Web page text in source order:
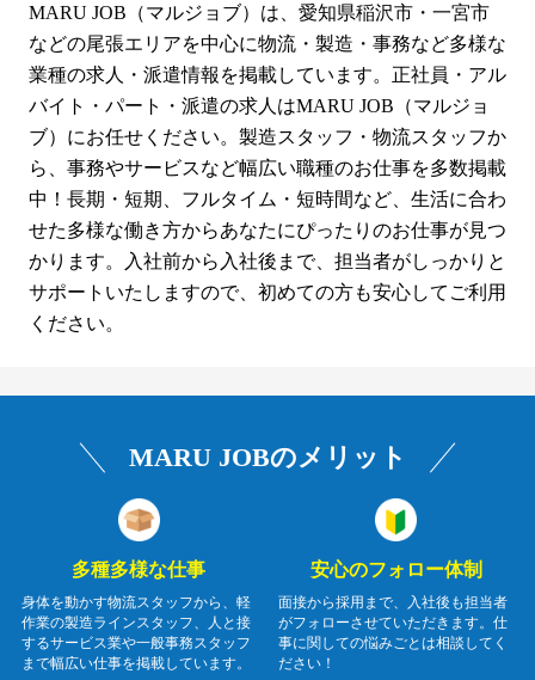
MARU JOB（マルジョブ）は、愛知県稲沢市・一宮市
などの尾張エリアを中心に物流・製造・事務など多様な
業種の求人・派遣情報を掲載しています。正社員・アル
バイト・パート・派遣の求人はMARU JOB（マルジョ
ブ）にお任せください。製造スタッフ・物流スタッフか
ら、事務やサービスなど幅広い職種のお仕事を多数掲載
中！長期・短期、フルタイム・短時間など、生活に合わ
せた多様な働き方からあなたにぴったりのお仕事が見つ
かります。入社前から入社後まで、担当者がしっかりと
サポートいたしますので、初めての方も安心してご利用
ください。
MARU JOBのメリット
多種多様な仕事
身体を動かす物流スタッフから、軽
作業の製造ラインスタッフ、人と接
するサービス業や一般事務スタッフ
まで幅広い仕事を掲載しています。
安心のフォロー体制
面接から採用まで、入社後も担当者
がフォローさせていただきます。仕
事に関しての悩みごとは相談してく
ださい！